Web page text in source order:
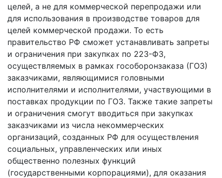
целей, а не для коммерческой перепродажи или
для использования в производстве товаров для
целей коммерческой продажи. То есть
правительство РФ сможет устанавливать запреты
и ограничения при закупках по 223-ФЗ,
осуществляемых в рамках гособоронзаказа (ГОЗ)
заказчиками, являющимися головными
исполнителями и исполнителями, участвующими в
поставках продукции по ГОЗ. Также такие запреты
и ограничения смогут вводиться при закупках
заказчиками из числа некоммерческих
организаций, созданных РФ для осуществления
социальных, управленческих или иных
общественно полезных функций
(государственными корпорациями), для оказания